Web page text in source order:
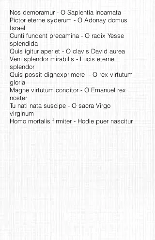
Nos demoramur - O Sapientia incarnata
Pictor eterne syderum - O Adonay domus
Israel
Cunti fundent precamina - O radix Yesse
splendida
Quis igitur aperiet - O clavis David aurea
Veni splendor mirabilis - Lucis eterne
splendor
Quis possit dignexprimere - O rex virtutum
gloria
Magne virtutum conditor - O Emanuel rex
noster
Tu nati nata suscipe - O sacra Virgo
virginum
Homo mortalis firmiter - Hodie puer nascitur